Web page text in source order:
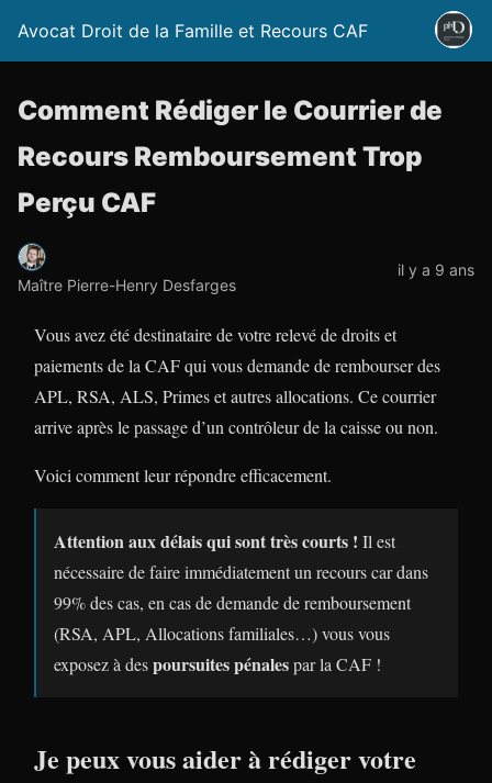
Avocat Droit de la Famille et Recours CAF
Comment Rédiger le Courrier de
Recours Remboursement Trop
Perçu CAF
Maître Pierre-Henry Desfarges
il y a 9 ans
Vous avez été destinataire de votre relevé de droits et
paiements de la CAF qui vous demande de rembourser des
APL, RSA, ALS, Primes et autres allocations. Ce courrier
arrive après le passage d’un contrôleur de la caisse ou non.
Voici comment leur répondre efficacement.
Attention aux délais qui sont très courts ! Il est
nécessaire de faire immédiatement un recours car dans
99% des cas, en cas de demande de remboursement
(RSA, APL, Allocations familiales…) vous vous
exposez à despoursuites pénalespar la CAF !
Je peux vous aider à rédiger votre